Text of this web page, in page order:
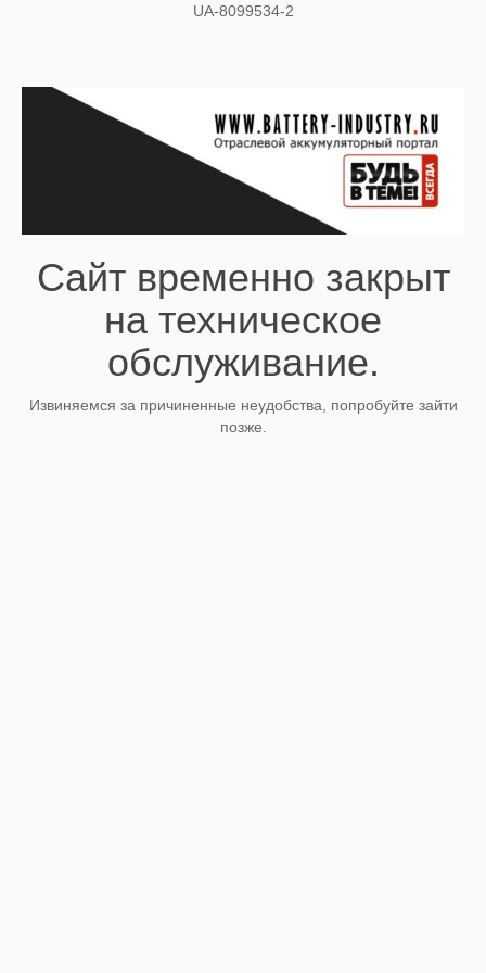
UA-8099534-2
Сайт временно закрыт
на техническое
обслуживание.
Извиняемся за причиненные неудобства, попробуйте зайти
позже.